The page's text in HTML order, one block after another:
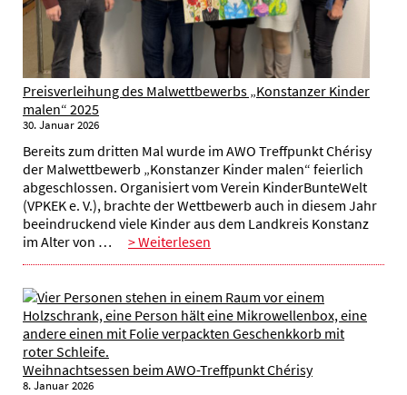
Preisverleihung des Malwettbewerbs „Konstanzer Kinder
malen“ 2025
30. Januar 2026
Bereits zum dritten Mal wurde im AWO Treffpunkt Chérisy
der Malwettbewerb „Konstanzer Kinder malen“ feierlich
abgeschlossen. Organisiert vom Verein KinderBunteWelt
(VPKEK e. V.), brachte der Wettbewerb auch in diesem Jahr
beeindruckend viele Kinder aus dem Landkreis Konstanz
im Alter von …
> Weiterlesen
Weihnachtsessen beim AWO-Treffpunkt Chérisy
8. Januar 2026